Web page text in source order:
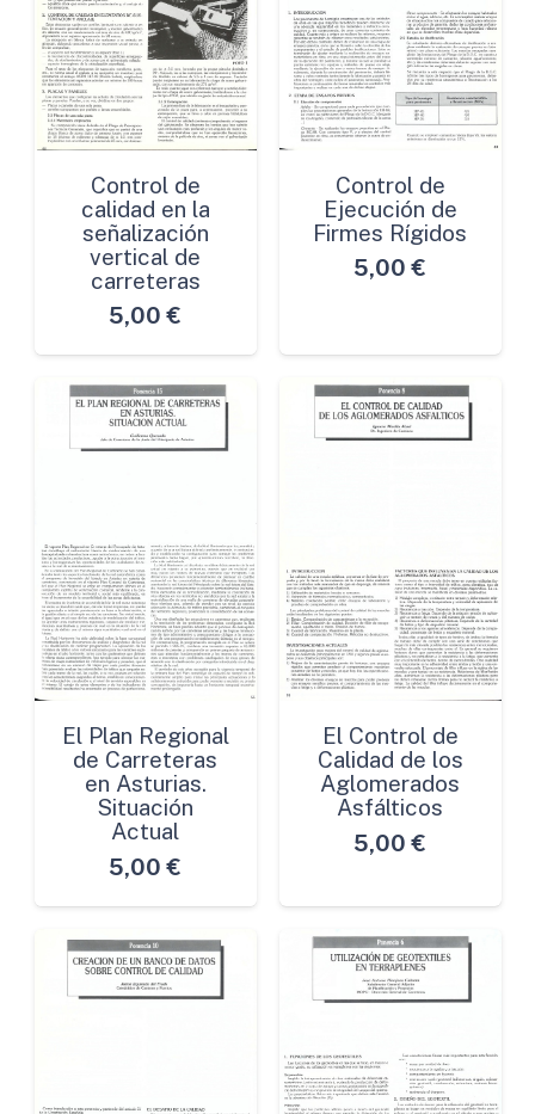
Control de
calidad en la
señalización
vertical de
carreteras
5,00 €
Control de
Ejecución de
Firmes Rígidos
5,00 €
El Plan Regional
de Carreteras
en Asturias.
Situación
Actual
5,00 €
El Control de
Calidad de los
Aglomerados
Asfálticos
5,00 €